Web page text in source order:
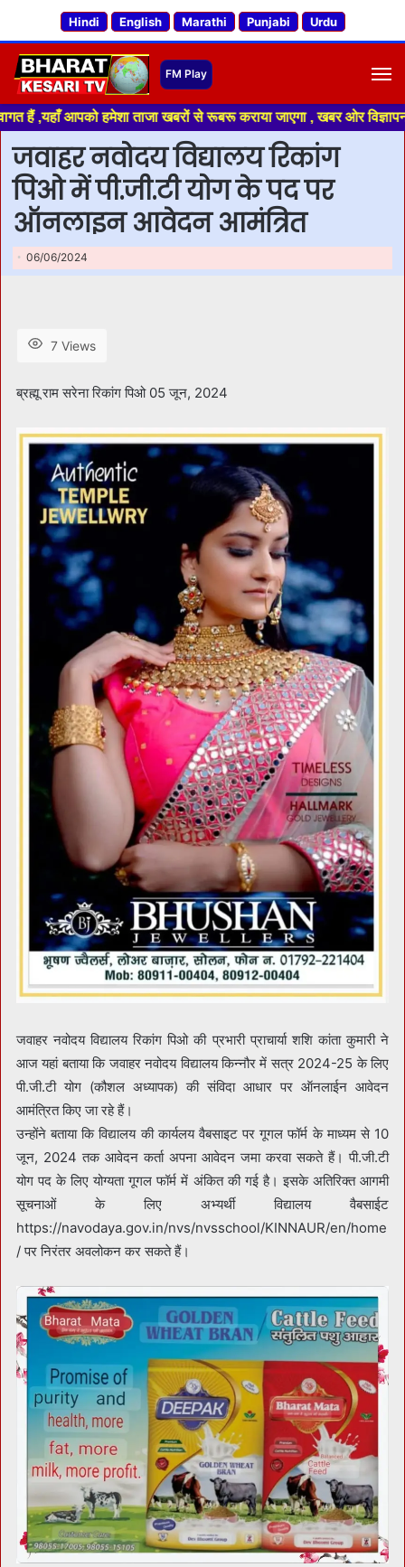
Hindi English Marathi Punjabi Urdu
आपको हमेशा ताजा खबरों से रूबरू कराया जाएगा , खबर ओर विज्ञापन के
जवाहर नवोदय विद्यालय रिकांग
पिओ में पी.जी.टी योग के पद पर
ऑनलाइन आवेदन आमंत्रित
06/06/2024
7 Views
ब्रह्मू राम सरेना रिकांग पिओ 05 जून, 2024
जवाहर नवोदय विद्यालय रिकांग पिओ की प्रभारी प्राचार्या शशि कांता कुमारी ने
आज यहां बताया कि जवाहर नवोदय विद्यालय किन्नौर में सत्र 2024-25 के लिए
पी.जी.टी योग (कौशल अध्यापक) की संविदा आधार पर ऑनलाईन आवेदन
आमंत्रित किए जा रहे हैं।
उन्होंने बताया कि विद्यालय की कार्यलय वैबसाइट पर गूगल फॉर्म के माध्यम से 10
जून, 2024 तक आवेदन कर्ता अपना आवेदन जमा करवा सकते हैं। पी.जी.टी
योग पद के लिए योग्यता गूगल फॉर्म में अंकित की गई है। इसके अतिरिक्त आगमी
सूचनाओं के लिए अभ्यर्थी विद्यालय वैबसाईट
https://navodaya.gov.in/nvs/nvsschool/KINNAUR/en/home
/ पर निरंतर अवलोकन कर सकते हैं।